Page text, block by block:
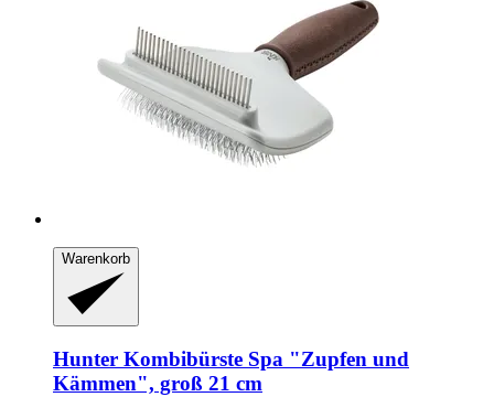
Warenkorb
Hunter Kombibürste Spa "Zupfen und
Kämmen", groß 21 cm